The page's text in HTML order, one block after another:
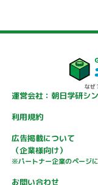
運営会社：朝日学研シ
利用規約
広告掲載について
（企業様向け）
※パートナー企業のページ
お問い合わせ